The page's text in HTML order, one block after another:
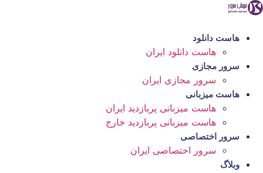
پرش
محتوا
هاست دانلود
هاست دانلود ایران
سرور مجازی
سرور مجازی ایران
هاست میزبانی
هاست میزبانی پربازدید ایران
هاست میزبانی پربازدید خارج
سرور اختصاصی
سرور اختصاصی ایران
وبلاگ